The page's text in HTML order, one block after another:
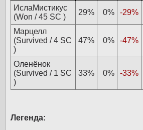
ИслаМистикус
(Won / 45 SC )
29% 0% -29%
Марцелл
(Survived / 4 SC
)
47% 0% -47%
Оленёнок
(Survived / 1 SC
)
33% 0% -33%
Легенда: